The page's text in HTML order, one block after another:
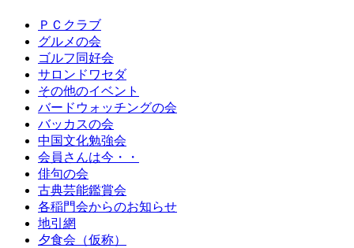
ＰＣクラブ
グルメの会
ゴルフ同好会
サロンドワセダ
その他のイベント
バードウォッチングの会
バッカスの会
中国文化勉強会
会員さんは今・・
俳句の会
古典芸能鑑賞会
各稲門会からのお知らせ
地引網
夕食会（仮称）